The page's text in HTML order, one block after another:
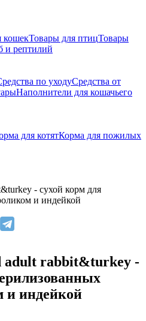
кошекТовары для птицТовары
и рептилий
по уходуСредства от
Наполнители для кошачьего
для котятКорма для пожилых
- сухой корм для
и индейкой
adult rabbit&turkey -
и индейкой